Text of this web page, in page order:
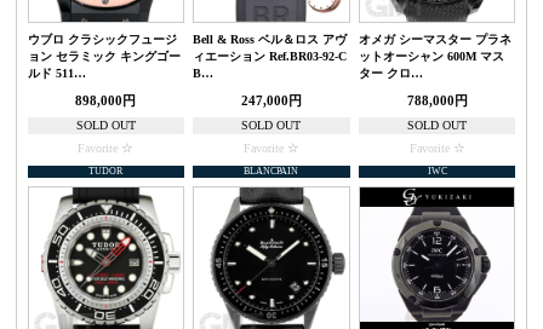
ウブロ クラシックフュージ
ョン セラミック キングゴー
ルド 511…
898,000円
SOLD OUT
Favorite
Bell & Ross ベル＆ロス アヴ
ィエーション Ref.BR03-92-C
B…
247,000円
SOLD OUT
Favorite
オメガ シーマスター プラネ
ットオーシャン 600M マス
ター クロ…
788,000円
SOLD OUT
Favorite
TUDOR BLANCPAIN IWC